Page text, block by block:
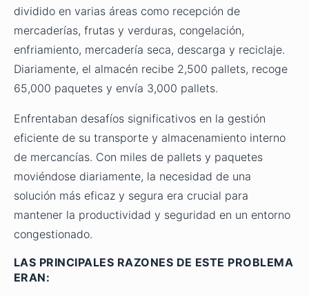
dividido en varias áreas como recepción de
mercaderías, frutas y verduras, congelación,
enfriamiento, mercadería seca, descarga y reciclaje.
Diariamente, el almacén recibe 2,500 pallets, recoge
65,000 paquetes y envía 3,000 pallets.
Enfrentaban desafíos significativos en la gestión
eficiente de su transporte y almacenamiento interno
de mercancías. Con miles de pallets y paquetes
moviéndose diariamente, la necesidad de una
solución más eficaz y segura era crucial para
mantener la productividad y seguridad en un entorno
congestionado.
LAS PRINCIPALES RAZONES DE ESTE PROBLEMA
ERAN: